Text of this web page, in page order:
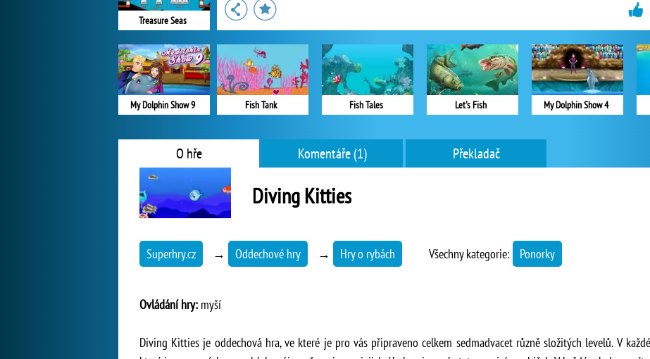
Treasure Seas
My Dolphin Show 9 Fish Tank Fish Tales Let's Fish My Dolphin Show 4
O hře Komentáře (1) Překladač
Diving Kitties
Superhry.cz → Oddechové hry → Hry o rybách Všechny kategorie: Ponorky
Ovládání hry: myší
Diving Kitties je oddechová hra, ve které je pro vás připraveno celkem sedmadvacet různě složitých levelů. V